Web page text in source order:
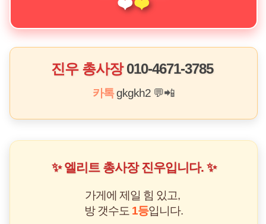
진우 총사장 010-4671-3785
카톡gkgkh2 💬📲
✨ 엘리트 총사장 진우입니다. ✨
가게에 제일 힘 있고,
방 갯수도 1등입니다.